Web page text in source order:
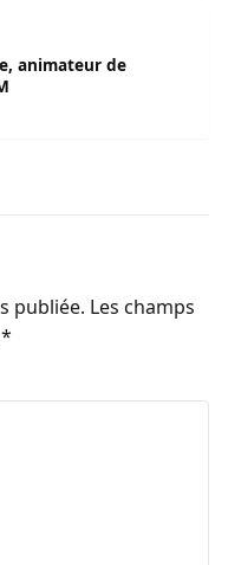
animateur de
publiée. Les champs
*